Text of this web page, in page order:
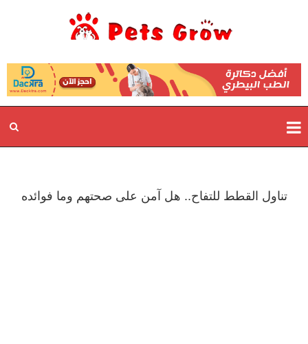
تناول القطط للتفاح.. هل آمن على صحتهم وما فوائده